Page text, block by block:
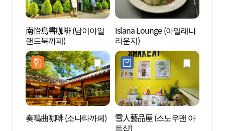
南怡島書咖啡 (남이아일
랜드북까페)
Islana Lounge (아일래나
라운지)
奏鳴曲咖啡 (소나타까페)
雪人藝品屋 (스노우맨 아
트샵)